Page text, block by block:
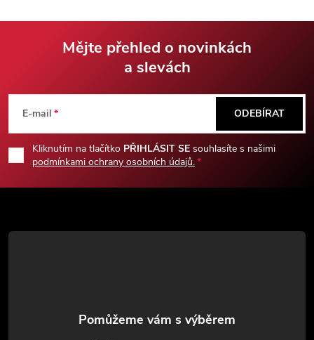
p
a
Mějte přehled o novinkách
a slevách
E-mail
Kliknutím na tlačítko PŘIHLÁSIT SE souhlasíte s našimi
podmínkami ochrany osobních údajů.
ODEBÍRAT